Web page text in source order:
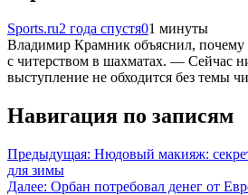
Sports.ru2 года спустя01 минуты
Владимир Крамник объяснил, почему
с читерством в шахматах. — Сейчас
выступление не обходится без темы
Навигация по записям
Предыдущая: Нюдовый макияж:
для зимы
Далее: Орбан потребовал денег от